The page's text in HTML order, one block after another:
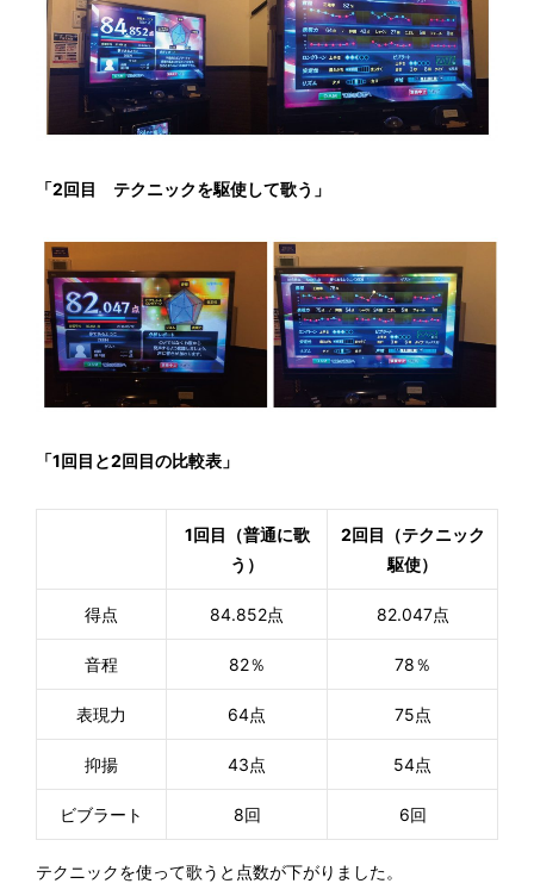
「2回目 テクニックを駆使して歌う」
「1回目と2回目の比較表」
1回目（普通に歌
う）
2回目（テクニック
駆使）
得点 84.852点 82.047点
音程 82％ 78％
表現力 64点 75点
抑揚 43点 54点
ビブラート 8回 6回
テクニックを使って歌うと点数が下がりました。